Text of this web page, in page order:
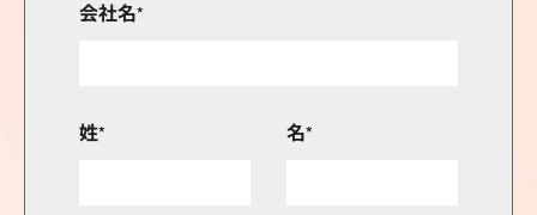
会社名*
姓* 名*